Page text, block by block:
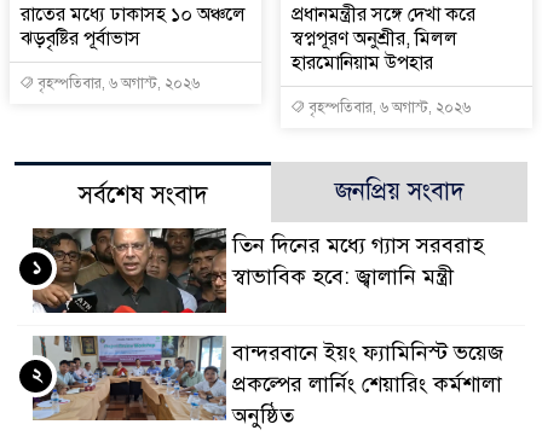
রাতের মধ্যে ঢাকাসহ ১০ অঞ্চলে
ঝড়বৃষ্টির পূর্বাভাস
বৃহস্পতিবার, ৬ অগাস্ট, ২০২৬
প্রধানমন্ত্রীর সঙ্গে দেখা করে
স্বপ্নপূরণ অনুশ্রীর, মিলল
হারমোনিয়াম উপহার
বৃহস্পতিবার, ৬ অগাস্ট, ২০২৬
সর্বশেষ সংবাদ জনপ্রিয় সংবাদ
তিন দিনের মধ্যে গ্যাস সরবরাহ
স্বাভাবিক হবে: জ্বালানি মন্ত্রী
১
বান্দরবানে ইয়ং ফ্যামিনিস্ট ভয়েজ
প্রকল্পের লার্নিং শেয়ারিং কর্মশালা
অনুষ্ঠিত
২